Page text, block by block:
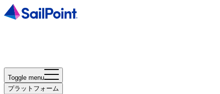
Toggle menu
プラットフォーム